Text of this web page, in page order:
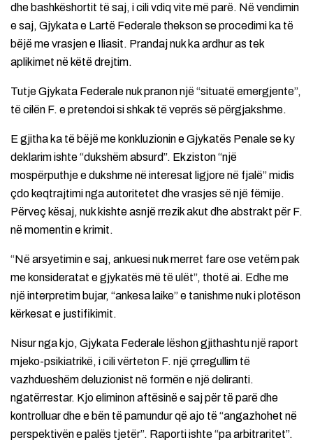
dhe bashkëshortit të saj, i cili vdiq vite më parë. Në vendimin
e saj, Gjykata e Lartë Federale thekson se procedimi ka të
bëjë me vrasjen e Iliasit. Prandaj nuk ka ardhur as tek
aplikimet në këtë drejtim.
Tutje Gjykata Federale nuk pranon një “situatë emergjente”,
të cilën F. e pretendoi si shkak të veprës së përgjakshme.
E gjitha ka të bëjë me konkluzionin e Gjykatës Penale se ky
deklarim ishte “dukshëm absurd”. Ekziston “një
mospërputhje e dukshme në interesat ligjore në fjalë” midis
çdo keqtrajtimi nga autoritetet dhe vrasjes së një fëmije.
Përveç kësaj, nuk kishte asnjë rrezik akut dhe abstrakt për F.
në momentin e krimit.
“Në arsyetimin e saj, ankuesi nuk merret fare ose vetëm pak
me konsideratat e gjykatës më të ulët”, thotë ai. Edhe me
një interpretim bujar, “ankesa laike” e tanishme nuk i plotëson
kërkesat e justifikimit.
Nisur nga kjo, Gjykata Federale lëshon gjithashtu një raport
mjeko-psikiatrikë, i cili vërteton F. një çrregullim të
vazhdueshëm deluzionist në formën e një deliranti.
ngatërrestar. Kjo eliminon aftësinë e saj për të parë dhe
kontrolluar dhe e bën të pamundur që ajo të “angazhohet në
perspektivën e palës tjetër”. Raporti ishte “pa arbitraritet”.